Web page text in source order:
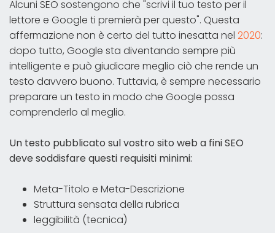
Alcuni SEO sostengono che "scrivi il tuo testo per il
lettore e Google ti premierà per questo". Questa
affermazione non è certo del tutto inesatta nel 2020:
dopo tutto, Google sta diventando sempre più
intelligente e può giudicare meglio ciò che rende un
testo davvero buono. Tuttavia, è sempre necessario
preparare un testo in modo che Google possa
comprenderlo al meglio.
Un testo pubblicato sul vostro sito web a fini SEO
deve soddisfare questi requisiti minimi:
Meta-Titolo e Meta-Descrizione
Struttura sensata della rubrica
leggibilità (tecnica)